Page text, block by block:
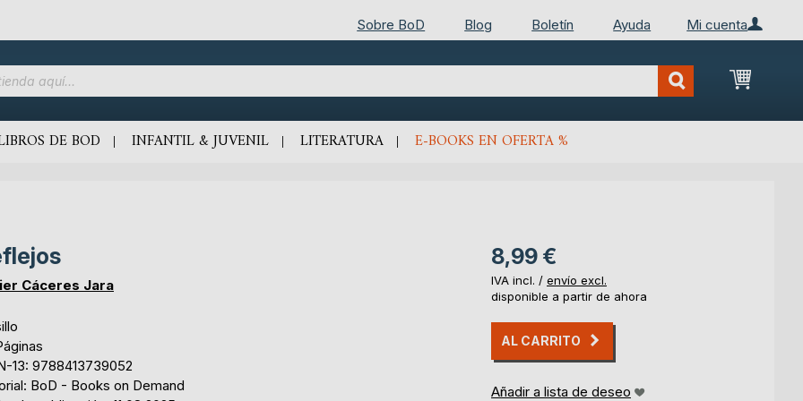
Mi cuenta
Sobre BoD Blog Boletín Ayuda
Mi
DE BOD INFANTIL & JUVENIL LITERATURA E-BOOKS EN OFERTA %
Cáceres Jara
13: 9788413739052
BoD - Books on Demand
8,99 €
IVA incl. / envío excl.
disponible a partir de ahora
AL CARRITO
Añadir a lista de deseo